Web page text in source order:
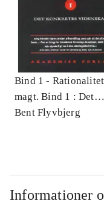
Bind 1 -
magt. Bind 1 : Det
konkretes videnskab
Bent Flyvbjerg
Informationer